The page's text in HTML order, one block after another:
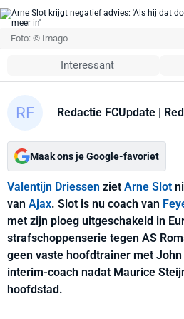
Foto: © Imago
Interessant
Redactie FCUpdate |
Maak ons je Google-favoriet
Valentijn Driessen ziet Arne Slot
van Ajax. Slot is nu coach van
met zijn ploeg uitgeschakeld in
strafschoppenserie tegen AS
geen vaste hoofdtrainer met John
interim-coach nadat Maurice
hoofdstad.